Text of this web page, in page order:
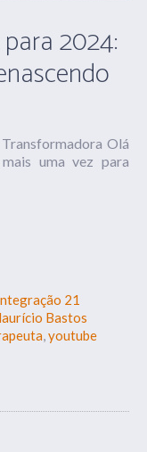
2024:
Olá
uma vez para
21
Bastos
,youtube